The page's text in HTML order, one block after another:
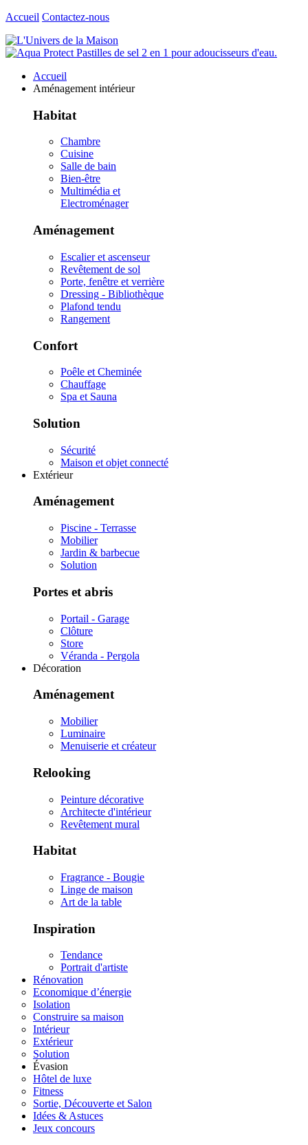
Accueil Contactez-nous
Accueil
Aménagement intérieur
Habitat
Chambre
Cuisine
Salle de bain
Bien-être
Multimédia et
Electroménager
Aménagement
Escalier et ascenseur
Revêtement de sol
Porte, fenêtre et verrière
Dressing - Bibliothèque
Plafond tendu
Rangement
Confort
Poêle et Cheminée
Chauffage
Spa et Sauna
Solution
Sécurité
Maison et objet connecté
Extérieur
Aménagement
Piscine - Terrasse
Mobilier
Jardin & barbecue
Solution
Portes et abris
Portail - Garage
Clôture
Store
Véranda - Pergola
Décoration
Aménagement
Mobilier
Luminaire
Menuiserie et créateur
Relooking
Peinture décorative
Architecte d'intérieur
Revêtement mural
Habitat
Fragrance - Bougie
Linge de maison
Art de la table
Inspiration
Tendance
Portrait d'artiste
Rénovation
Economique d’énergie
Isolation
Construire sa maison
Intérieur
Extérieur
Solution
Évasion
Hôtel de luxe
Fitness
Sortie, Découverte et Salon
Idées & Astuces
Jeux concours